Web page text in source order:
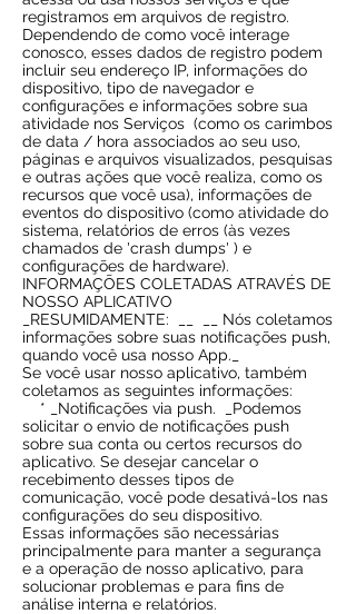
registramos em arquivos de registro.
Dependendo de como você interage
conosco, esses dados de registro podem
incluir seu endereço IP, informações do
dispositivo, tipo de navegador e
configurações e informações sobre sua
atividade nos Serviços (como os carimbos
de data / hora associados ao seu uso,
páginas e arquivos visualizados, pesquisas
e outras ações que você realiza, como os
recursos que você usa), informações de
eventos do dispositivo (como atividade do
sistema, relatórios de erros (às vezes
chamados de 'crash dumps' ) e
configurações de hardware).
INFORMAÇÕES COLETADAS ATRAVÉS DE
NOSSO APLICATIVO
_RESUMIDAMENTE:
__ Nós coletamos
informações sobre suas notificações push,
quando você usa nosso App._
Se você usar nosso aplicativo, também
coletamos as seguintes informações:
* _Notificações via push.
_Podemos
solicitar o envio de notificações push
sobre sua conta ou certos recursos do
aplicativo. Se desejar cancelar o
recebimento desses tipos de
comunicação, você pode desativá-los nas
configurações do seu dispositivo.
Essas informações são necessárias
principalmente para manter a segurança
e a operação de nosso aplicativo, para
solucionar problemas e para fins de
análise interna e relatórios.